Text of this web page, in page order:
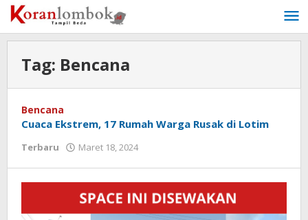
Lewati
ke
konten
Tag: Bencana
Bencana
Cuaca Ekstrem, 17 Rumah Warga Rusak di Lotim
Terbaru Maret 18, 2024